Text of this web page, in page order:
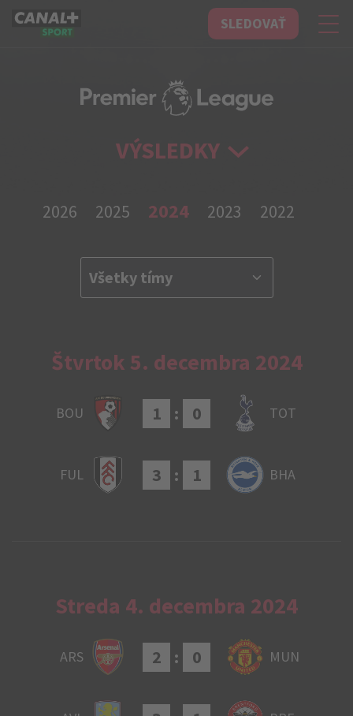
CANAL+ Sport SLEDOVAŤ
VÝSLEDKY
2026 2025 2024 2023 2022
Štvrtok 5. decembra 2024
BOU 1 : 0 TOT
FUL 3 : 1 BHA
Streda 4. decembra 2024
ARS 2 : 0 MUN